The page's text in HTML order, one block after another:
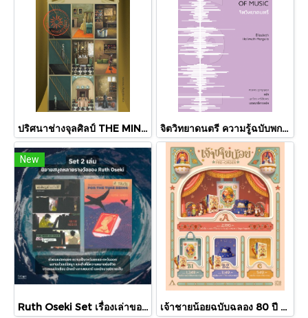
ปริศนาช่างจุลศิลป์ THE MINIATURIST / เจสซี เบอร์ตัน (Jessie Burton) / รสวรรณ พึ่งสุจริต / Library House จิตวิทยาดนตรี ความรู้ฉบับพกพา The Psychology of Music / Elizabeth Hellmu / Bookscape
New
Ruth Oseki Set เรื่องเล่าของกาลขณะ และ หนังสือ / รูปร่าง / ว่างไร้ นิยายโดยรูธ โอเซกิ / กำมะหยี่ เจ้าชายน้อยฉบับฉลอง 80 ปี Design by APOLAR / Le Petit Prince / อ็องตวน เดอ แซ็งเต็กซูเปรี / อ่าน ๑๐๑